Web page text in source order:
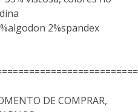
2%spandex
DE COMPRAR,